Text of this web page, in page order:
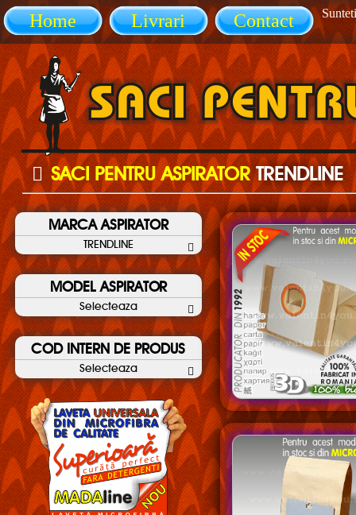
Home Livrari Contact
SACI PENTRU ASPIRATORTRENDLINE
MARCA ASPIRATOR
TRENDLINE
MODEL ASPIRATOR
Selecteaza
COD INTERN DE PRODUS
Selecteaza